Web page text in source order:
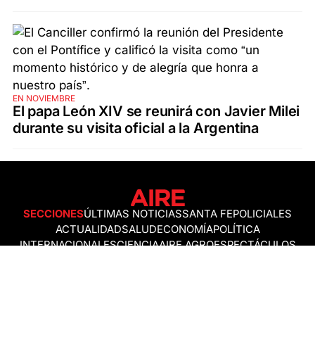
EN NOVIEMBRE
El papa León XIV se reunirá con Javier Milei
durante su visita oficial a la Argentina
SECCIONESÚLTIMAS NOTICIASSANTA FEPOLICIALES
ACTUALIDADSALUDECONOMÍAPOLÍTICA
INTERNACIONALESCIENCIAAIRE AGROESPECTÁCULOS